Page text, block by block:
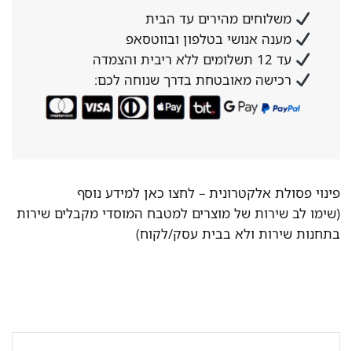
משלוחים מהירים עד הבית
מענה אנושי בטלפון ובווטסאפ
עד 12 תשלומים ללא ריבית והצמדה
רכישה מאובטחת בדרך שנוחה לכם:
פינוי פסולת אלקטרונית – לחצו כאן למידע נוסף
(שימו לב שירות של מוצרים למטבח המוסדי מקבלים שירות
בתחנות שירות ולא בבית עסק/לקוח)